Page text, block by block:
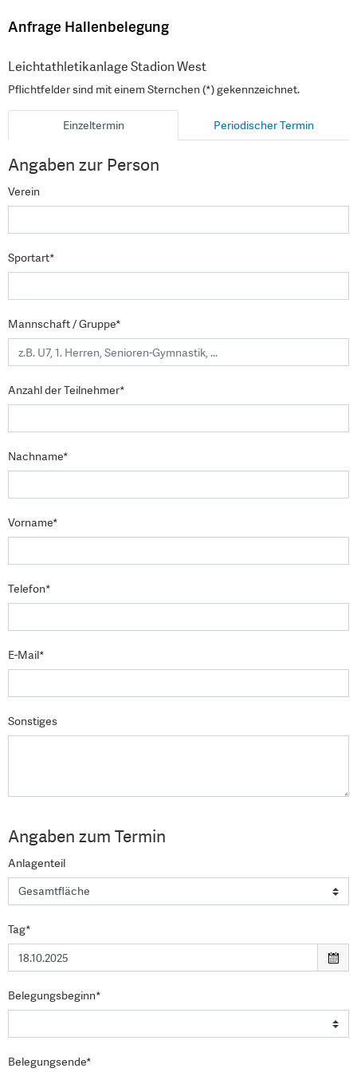
Anfrage Hallenbelegung
Leichtathletikanlage Stadion West
Pflichtfelder sind mit einem Sternchen (*) gekennzeichnet.
Einzeltermin Periodischer Termin
Angaben zur Person
Verein
Sportart*
Mannschaft / Gruppe*
Anzahl der Teilnehmer*
Nachname*
Vorname*
Telefon*
E-Mail*
Sonstiges
Angaben zum Termin
Anlagenteil
Tag*
Belegungsbeginn*
Belegungsende*